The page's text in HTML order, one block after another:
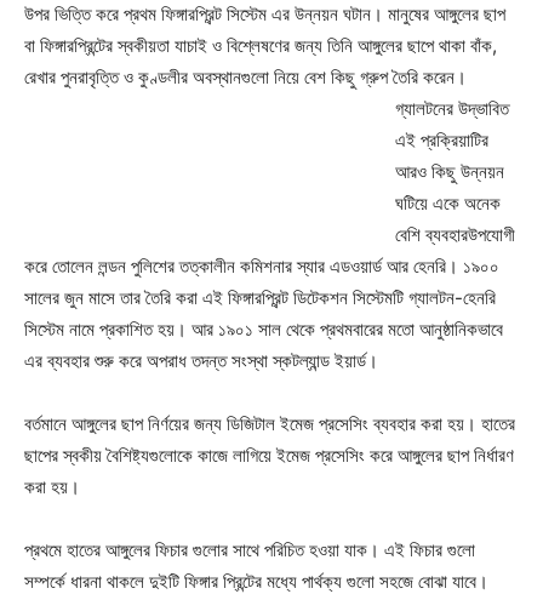
উপর ভিত্তি করে প্রথম ফিঙ্গারপ্রিন্ট সিস্টেম এর উন্নয়ন ঘটান। মানুষের আঙ্গুলের ছাপ
বা ফিঙ্গারপ্রিন্টের স্বকীয়তা যাচাই ও বিশ্লেষণের জন্য তিনি আঙ্গুলের ছাপে থাকা বাঁক,
রেখার পুনরাবৃত্তি ও কুণ্ডলীর অবস্থানগুলো নিয়ে বেশ কিছু গ্রুপ তৈরি করেন।
গ্যালটনের উদ্ভাবিত
এই প্রক্রিয়াটির
আরও কিছু উন্নয়ন
ঘটিয়ে একে অনেক
বেশি ব্যবহারউপযোগী
করে তোলেন লন্ডন পুলিশের তত্কালীন কমিশনার স্যার এডওয়ার্ড আর হেনরি। ১৯০০
সালের জুন মাসে তার তৈরি করা এই ফিঙ্গারপ্রিন্ট ডিটেকশন সিস্টেমটি গ্যালটন-হেনরি
সিস্টেম নামে প্রকাশিত হয়। আর ১৯০১ সাল থেকে প্রথমবারের মতো আনুষ্ঠানিকভাবে
এর ব্যবহার শুরু করে অপরাধ তদন্ত সংস্থা স্কটল্যান্ড ইয়ার্ড।
বর্তমানে আঙ্গুলের ছাপ নির্ণয়ের জন্য ডিজিটাল ইমেজ প্রসেসিং ব্যবহার করা হয়। হাতের
ছাপের স্বকীয় বৈশিষ্ট্যগুলোকে কাজে লাগিয়ে ইমেজ প্রসেসিং করে আঙ্গুলের ছাপ নির্ধারণ
করা হয়।
প্রথমে হাতের আঙ্গুলের ফিচার গুলোর সাথে পরিচিত হওয়া যাক। এই ফিচার গুলো
সম্পর্কে ধারনা থাকলে দুইটি ফিঙ্গার প্রিন্টের মধ্যে পার্থক্য গুলো সহজে বোঝা যাবে।